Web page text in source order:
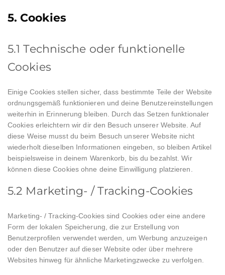
5. Cookies
5.1 Technische oder funktionelle
Cookies
Einige Cookies stellen sicher, dass bestimmte Teile der Website
ordnungsgemäß funktionieren und deine Benutzereinstellungen
weiterhin in Erinnerung bleiben. Durch das Setzen funktionaler
Cookies erleichtern wir dir den Besuch unserer Website. Auf
diese Weise musst du beim Besuch unserer Website nicht
wiederholt dieselben Informationen eingeben, so bleiben Artikel
beispielsweise in deinem Warenkorb, bis du bezahlst. Wir
können diese Cookies ohne deine Einwilligung platzieren.
5.2 Marketing- / Tracking-Cookies
Marketing- / Tracking-Cookies sind Cookies oder eine andere
Form der lokalen Speicherung, die zur Erstellung von
Benutzerprofilen verwendet werden, um Werbung anzuzeigen
oder den Benutzer auf dieser Website oder über mehrere
Websites hinweg für ähnliche Marketingzwecke zu verfolgen.